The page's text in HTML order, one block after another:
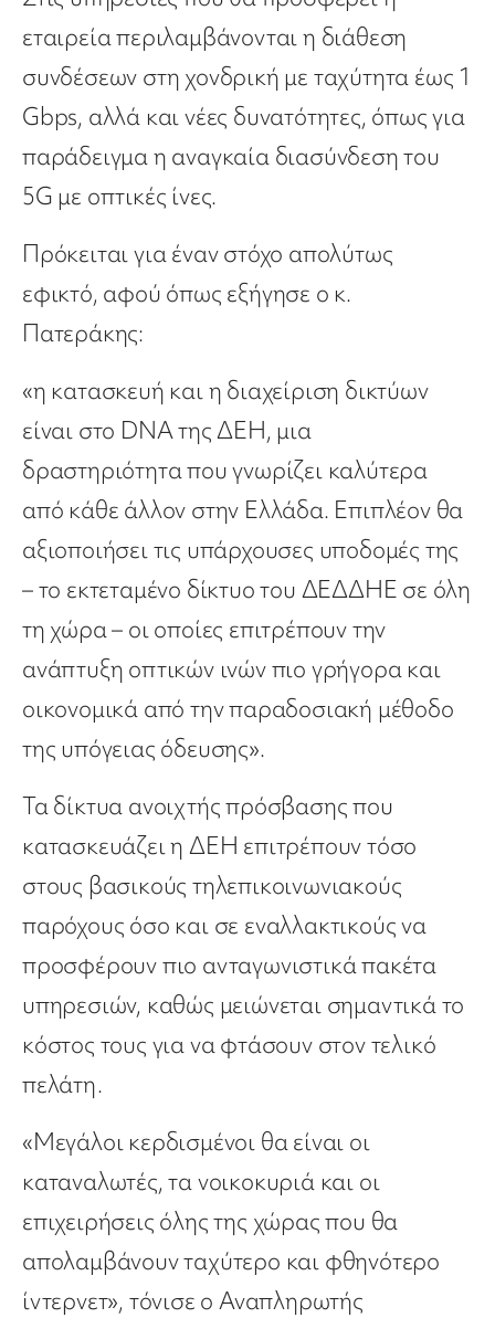
εταιρεία περιλαμβάνονται η διάθεση
συνδέσεων στη χονδρική με ταχύτητα έως 1
Gbps, αλλά και νέες δυνατότητες, όπως για
παράδειγμα η αναγκαία διασύνδεση του
5G με οπτικές ίνες.
Πρόκειται για έναν στόχο απολύτως
εφικτό, αφού όπως εξήγησε ο κ.
Πατεράκης:
«η κατασκευή και η διαχείριση δικτύων
είναι στο DNA της ΔΕΗ, μια
δραστηριότητα που γνωρίζει καλύτερα
από κάθε άλλον στην Ελλάδα. Επιπλέον θα
αξιοποιήσει τις υπάρχουσες υποδομές της
– το εκτεταμένο δίκτυο του ΔΕΔΔΗΕ σε όλη
τη χώρα – οι οποίες επιτρέπουν την
ανάπτυξη οπτικών ινών πιο γρήγορα και
οικονομικά από την παραδοσιακή μέθοδο
της υπόγειας όδευσης».
Τα δίκτυα ανοιχτής πρόσβασης που
κατασκευάζει η ΔΕΗ επιτρέπουν τόσο
στους βασικούς τηλεπικοινωνιακούς
παρόχους όσο και σε εναλλακτικούς να
προσφέρουν πιο ανταγωνιστικά πακέτα
υπηρεσιών, καθώς μειώνεται σημαντικά το
κόστος τους για να φτάσουν στον τελικό
πελάτη.
«Μεγάλοι κερδισμένοι θα είναι οι
καταναλωτές, τα νοικοκυριά και οι
επιχειρήσεις όλης της χώρας που θα
απολαμβάνουν ταχύτερο και φθηνότερο
ίντερνετ», τόνισε ο Αναπληρωτής